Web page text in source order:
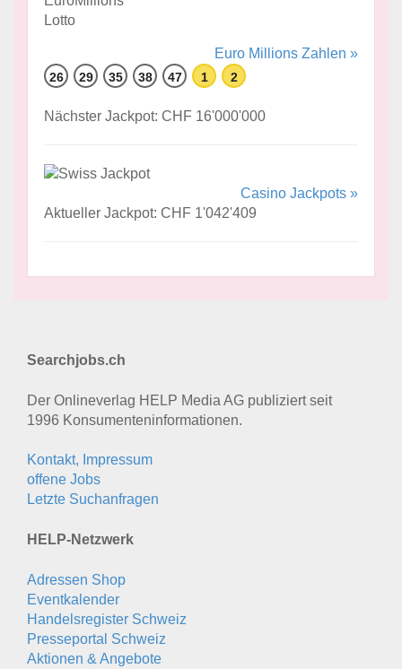
Euro Millions Zahlen »
26 29 35 38 47 1 2
Nächster Jackpot: CHF 16'000'000
Casino Jackpots »
Aktueller Jackpot: CHF 1'042'409
Searchjobs.ch
Der Onlineverlag HELP Media AG publiziert seit
1996 Konsumenten­informationen.
Kontakt, Impressum
offene Jobs
Letzte Suchanfragen
HELP-Netzwerk
Adressen Shop
Eventkalender
Handelsregister Schweiz
Presseportal Schweiz
Aktionen & Angebote